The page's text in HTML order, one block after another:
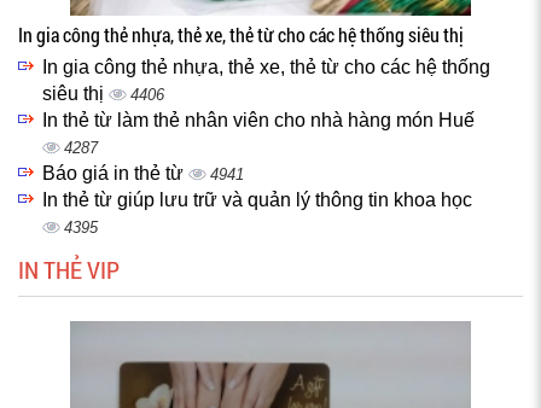
In gia công thẻ nhựa, thẻ xe, thẻ từ cho các hệ thống siêu thị
In gia công thẻ nhựa, thẻ xe, thẻ từ cho các hệ thống
siêu thị
4406
In thẻ từ làm thẻ nhân viên cho nhà hàng món Huế
4287
Báo giá in thẻ từ 4941
In thẻ từ giúp lưu trữ và quản lý thông tin khoa học
4395
IN THẺ VIP